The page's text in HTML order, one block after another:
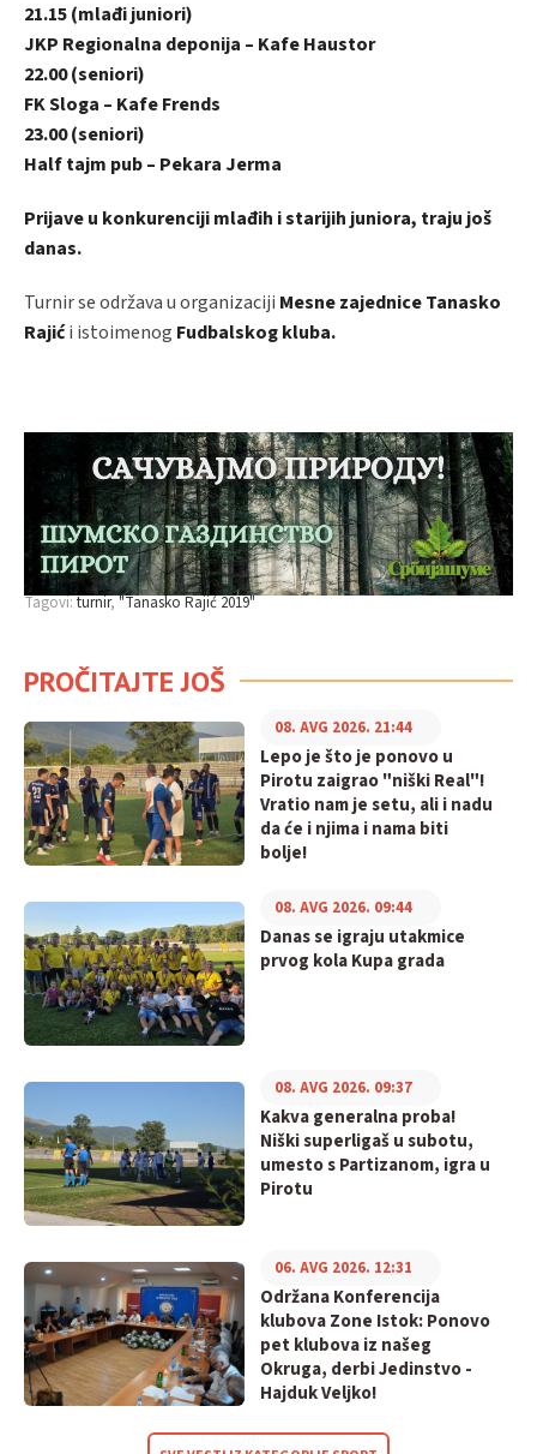
21.15 (mlađi juniori)
JKP Regionalna deponija – Kafe Haustor
22.00 (seniori)
FK Sloga – Kafe Frends
23.00 (seniori)
Half tajm pub – Pekara Jerma
Prijave u konkurenciji mlađih i starijih juniora, traju još
danas.
Turnir se održava u organizaciji Mesne zajednice Tanasko
Rajići istoimenog Fudbalskog kluba.
Tagovi:turnir "Tanasko Rajić 2019"
PROČITAJTE JOŠ
Lepo je što je ponovo u
Pirotu zaigrao "niški Real"!
Vratio nam je setu, ali i nadu
da će i njima i nama biti
bolje!
08. AVG 2026. 21:44
Danas se igraju utakmice
prvog kola Kupa grada
08. AVG 2026. 09:44
Kakva generalna proba!
Niški superligaš u subotu,
umesto s Partizanom, igra u
Pirotu
08. AVG 2026. 09:37
Održana Konferencija
klubova Zone Istok: Ponovo
pet klubova iz našeg
Okruga, derbi Jedinstvo -
Hajduk Veljko!
06. AVG 2026. 12:31